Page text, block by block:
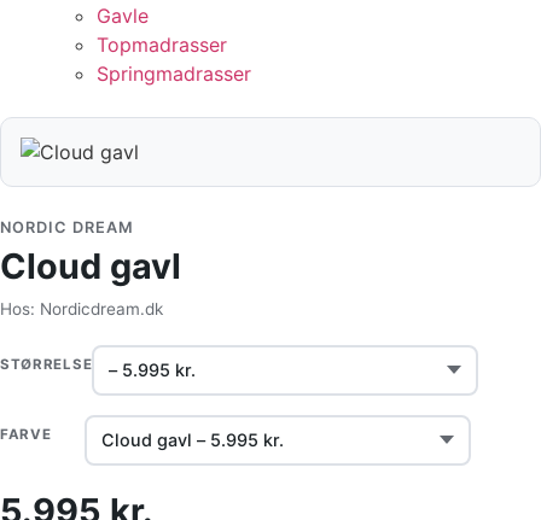
Gavle
Topmadrasser
Springmadrasser
NORDIC DREAM
Cloud gavl
Hos: Nordicdream.dk
STØRRELSE
FARVE
5.995 kr.